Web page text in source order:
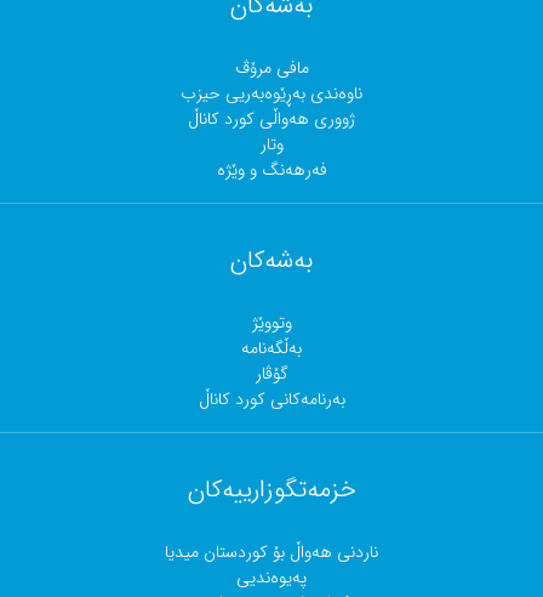
بەشەکان
مافی مرۆڤ
ناوەندی بەڕێوەبەریی حیزب
ژووری هەواڵی کورد کاناڵ
وتار
فەرهەنگ و وێژە
بەشەکان
وتووێژ
بەڵگەنامە
گۆڤار
بەرنامەکانی کورد کاناڵ
خزمەتگوزارییەکان
ناردنی هەواڵ بۆ کوردستان میدیا
پەیوەندیی